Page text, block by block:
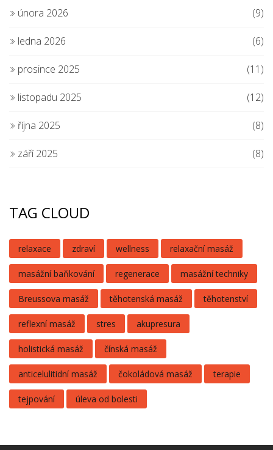
února 2026 (9)
ledna 2026 (6)
prosince 2025 (11)
listopadu 2025 (12)
října 2025 (8)
září 2025 (8)
TAG CLOUD
relaxace zdraví wellness relaxační masáž
masážní baňkování regenerace masážní techniky
Breussova masáž těhotenská masáž těhotenství
reflexní masáž stres akupresura
holistická masáž čínská masáž
anticelulitidní masáž čokoládová masáž terapie
tejpování úleva od bolesti